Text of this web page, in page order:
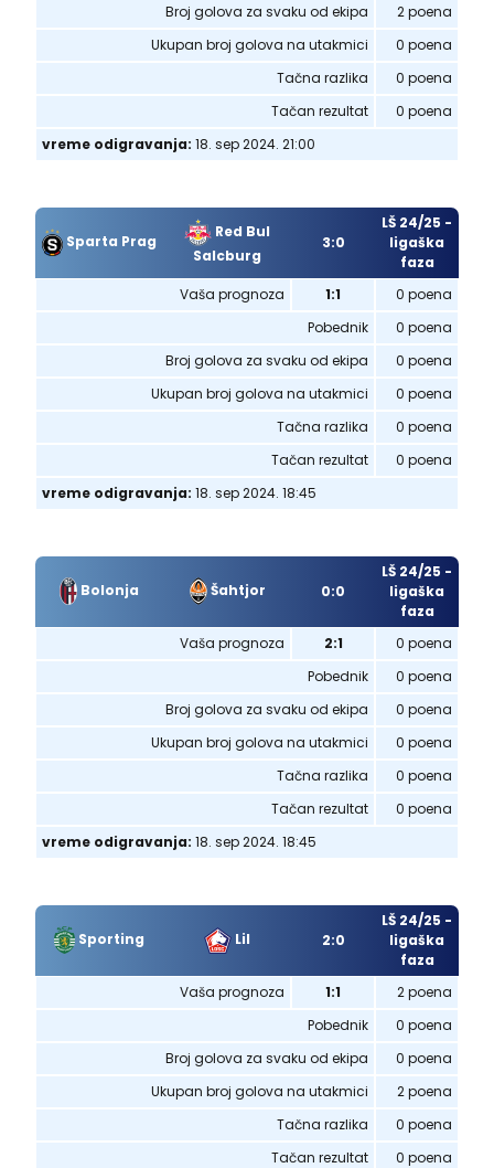
Broj golova za svaku od ekipa
2 poena
Ukupan broj golova na utakmici
0 poena
Tačna razlika
0 poena
Tačan rezultat
0 poena
vreme odigravanja: 18. sep 2024. 21:00
Sparta Prag
Red Bul
Salcburg
3:0
LŠ 24/25 -
ligaška
faza
Vaša prognoza
1:1
0 poena
Pobednik
0 poena
Broj golova za svaku od ekipa
0 poena
Ukupan broj golova na utakmici
0 poena
Tačna razlika
0 poena
Tačan rezultat
0 poena
vreme odigravanja: 18. sep 2024. 18:45
Bolonja Šahtjor 0:0
LŠ 24/25 -
ligaška
faza
Vaša prognoza
2:1
0 poena
Pobednik
0 poena
Broj golova za svaku od ekipa
0 poena
Ukupan broj golova na utakmici
0 poena
Tačna razlika
0 poena
Tačan rezultat
0 poena
vreme odigravanja: 18. sep 2024. 18:45
Sporting Lil 2:0
LŠ 24/25 -
ligaška
faza
Vaša prognoza
1:1
2 poena
Pobednik
0 poena
Broj golova za svaku od ekipa
0 poena
Ukupan broj golova na utakmici
2 poena
Tačna razlika
0 poena
Tačan rezultat
0 poena